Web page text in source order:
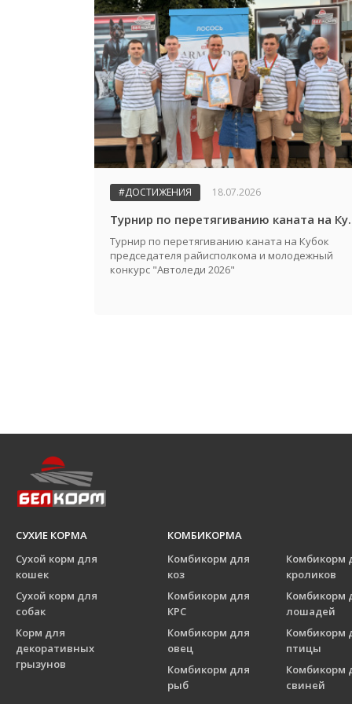
#ДОСТИЖЕНИЯ 18.07.2026
Турнир по перетягиванию
Турнир по перетягиванию каната на Кубок
председателя райисполкома и молодежный
конкурс "Автоледи 2026"
СУХИЕ КОРМА
Сухой корм для
кошек
Сухой корм для
собак
Корм для
декоративных
грызунов
КОМБИКОРМА
Комбикорм для
коз
Комбикорм
кроликов
Комбикорм для
КРС
Комбикорм
лошадей
Комбикорм для
овец
Комбикорм
птицы
Комбикорм для
рыб
Комбикорм
свиней